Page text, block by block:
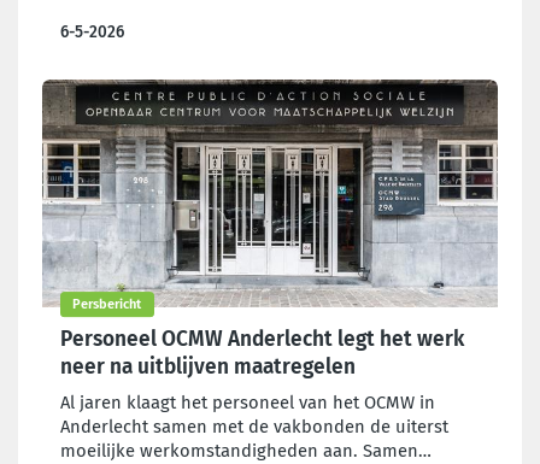
aanmerking komen voor een ecocheque!
6-5-2026
Persbericht
Personeel OCMW Anderlecht legt het werk
neer na uitblijven maatregelen
Al jaren klaagt het personeel van het OCMW in
Anderlecht samen met de vakbonden de uiterst
moeilijke werkomstandigheden aan. Samen